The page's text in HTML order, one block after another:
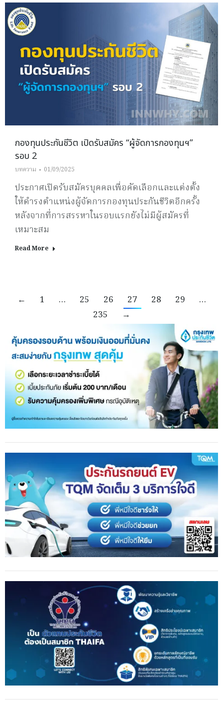
กองทุนประกันชีวิต เปิดรับสมัคร “ผู้จัดการกองทุนฯ”
รอบ 2
บทความ 01/09/2025
ประกาศเปิดรับสมัครบุคคลเพื่อคัดเลือกและแต่งตั้ง
ให้ดำรงตำแหน่งผู้จัดการกองทุนประกันชีวิตอีกครั้ง
หลังจากที่การสรรหาในรอบแรกยังไม่มีผู้สมัครที่
เหมาะสม
Read More
← 1 … 25 26 27 28 29
…
235
→